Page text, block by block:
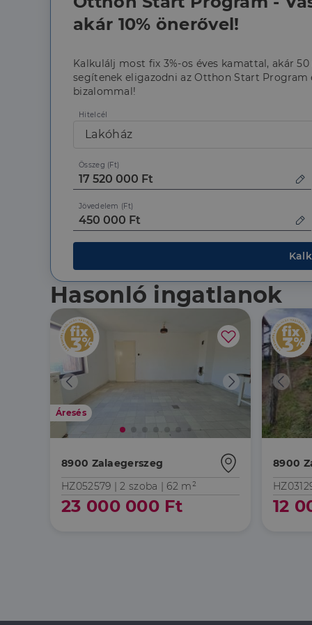
akár 10% önerővel!
Kalkulálj most fix 3%-os éves kamattal, akár
segítenek eligazodni az Otthon Start
bizalommal!
Hitelcél
Lakóház
Összeg (Ft)
Jövedelem (Ft)
Hasonló ingatlanok
Áresés
8900 Zalaegerszeg
HZ052579 |2 szoba | 62 m²
23 000 000 Ft
8900
12
Az
fiókkezelést. A
CookieScriptConsent
Név
_ga_F4MKCEZ8P5
_ga
Név
Domain
Google
bcookie
Meta
Inc.
.dh.hu
.dh.hu
Név
Domain
_lang dh.hu